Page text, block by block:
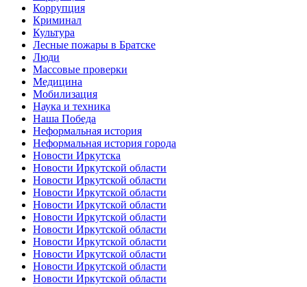
Коррупция
Криминал
Культура
Лесные пожары в Братске
Люди
Массовые проверки
Медицина
Мобилизация
Наука и техника
Наша Победа
Неформальная история
Неформальная история города
Новости Иркутска
Новости Иркутской области
Новости Иркутской области
Новости Иркутской области
Новости Иркутской области
Новости Иркутской области
Новости Иркутской области
Новости Иркутской области
Новости Иркутской области
Новости Иркутской области
Новости Иркутской области